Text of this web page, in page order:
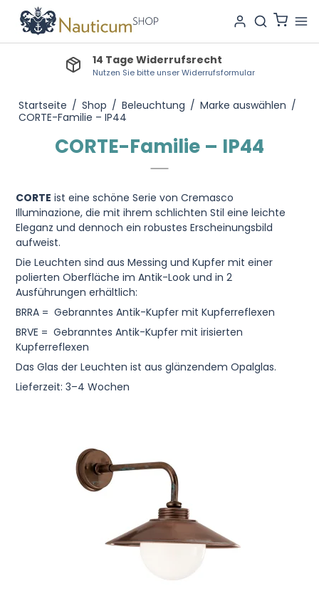
14 Tage Widerrufsrecht
Nutzen Sie bitte unser Widerrufsformular
Startseite / Shop / Beleuchtung / Marke auswählen /
CORTE-Familie – IP44
CORTE-Familie – IP44
CORTE ist eine schöne Serie von Cremasco
Illuminazione, die mit ihrem schlichten Stil eine leichte
Eleganz und dennoch ein robustes Erscheinungsbild
aufweist.
Die Leuchten sind aus Messing und Kupfer mit einer
polierten Oberfläche im Antik-Look und in 2
Ausführungen erhältlich:
BRRA = Gebranntes Antik-Kupfer mit Kupferreflexen
BRVE = Gebranntes Antik-Kupfer mit irisierten
Kupferreflexen
Das Glas der Leuchten ist aus glänzendem Opalglas.
Lieferzeit: 3–4 Wochen